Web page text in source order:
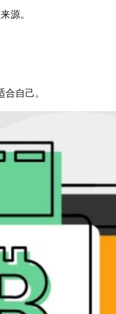
源。
自己。